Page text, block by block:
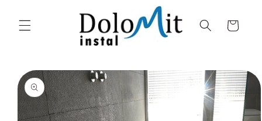
conținut
Coș
informațiile
despre
produs